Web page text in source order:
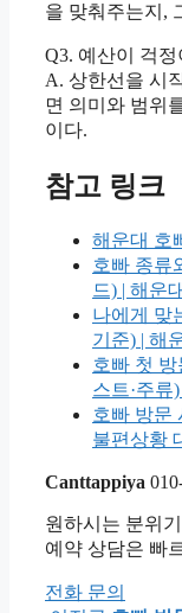
을 맞춰주는지,
Q3. 예산이 걱
A. 상한선을 시
면 의미와 범위
이다.
참고 링크
해운대 호
호빠 종류
드) | 해운
나에게 맞
기준) | 해
호빠 첫 방
스트·주류
호빠 방문
불편상황
Canttappiya
원하시는 분위
예약 상담은 빠
전화 문의